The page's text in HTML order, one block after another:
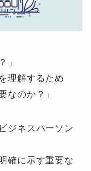
」
理解するため
なのか？」
ジネスパーソン
確に示す重要な